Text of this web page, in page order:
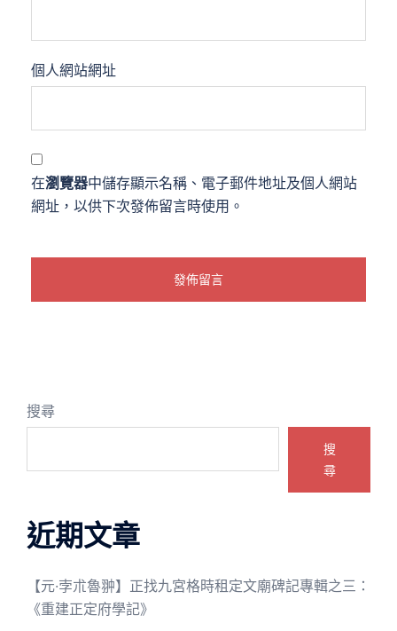
個人網站網址
在瀏覽器中儲存顯示名稱、電子郵件地址及個人網站
網址，以供下次發佈留言時使用。
搜尋
搜
尋
近期文章
【元·孛朮魯翀】正找九宮格時租定文廟碑記專輯之三：
《重建正定府學記》